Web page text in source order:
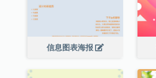
信息图表海报